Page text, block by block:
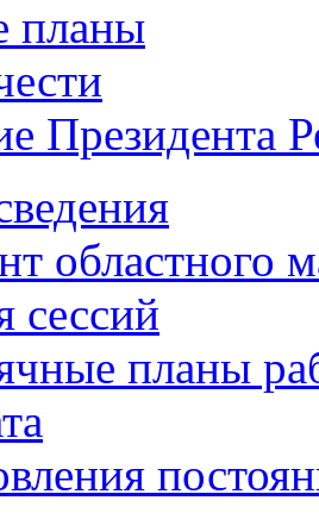
планы
Президента
областного
сессий
планы